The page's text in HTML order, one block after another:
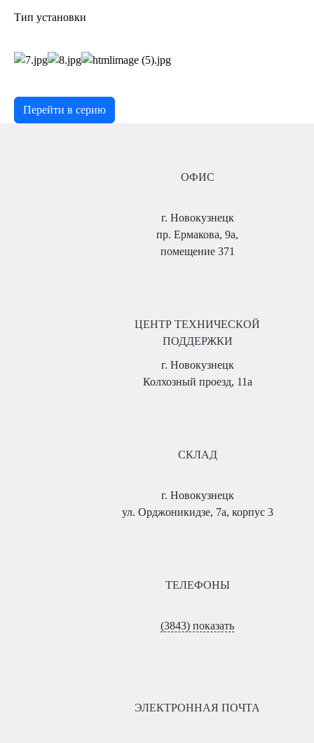
Перейти в серию
Тип установки
ОФИС
г. Новокузнецк
пр. Ермакова, 9а,
помещение 371
ЦЕНТР ТЕХНИЧЕСКОЙ
ПОДДЕРЖКИ
г. Новокузнецк
Колхозный проезд, 11а
СКЛАД
г. Новокузнецк
ул. Орджоникидзе, 7а, корпус 3
ТЕЛЕФОНЫ
(3843) показать
ЭЛЕКТРОННАЯ ПОЧТА